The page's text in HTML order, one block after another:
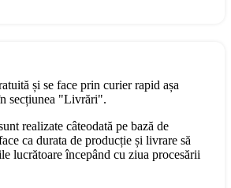
și se face prin curier rapid așa
secțiunea "Livrări".
realizate câteodată pe bază de
ca durata de producție și livrare să
lucrătoare începând cu ziua procesării